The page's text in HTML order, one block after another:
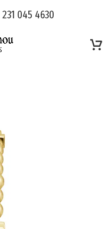
231 045 4630